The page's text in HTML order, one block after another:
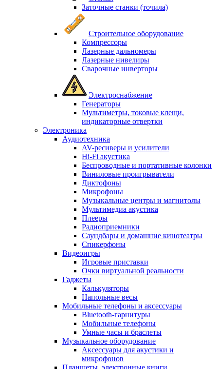
Заточные станки (точила)
Строительное оборудование
Компрессоры
Лазерные дальномеры
Лазерные нивелиры
Сварочные инверторы
Электроснабжение
Генераторы
Мультиметры, токовые клещи,
индикаторные отвертки
Электроника
Аудиотехника
AV-ресиверы и усилители
Hi-Fi акустика
Беспроводные и портативные колонки
Виниловые проигрыватели
Диктофоны
Микрофоны
Музыкальные центры и магнитолы
Мультимедиа акустика
Плееры
Радиоприемники
Саундбары и домашние кинотеатры
Спикерфоны
Видеоигры
Игровые приставки
Очки виртуальной реальности
Гаджеты
Калькуляторы
Напольные весы
Мобильные телефоны и аксессуары
Bluetooth-гарнитуры
Мобильные телефоны
Умные часы и браслеты
Музыкальное оборудование
Аксессуары для акустики и
микрофонов
Планшеты, электронные книги